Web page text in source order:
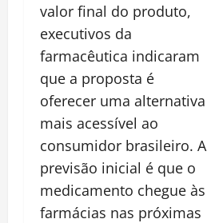
valor final do produto,
executivos da
farmacêutica indicaram
que a proposta é
oferecer uma alternativa
mais acessível ao
consumidor brasileiro. A
previsão inicial é que o
medicamento chegue às
farmácias nas próximas